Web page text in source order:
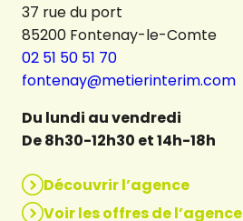
37 rue du port
85200 Fontenay-le-Comte
02 51 50 51 70
fontenay@metierinterim.com
Du lundi au vendredi
De 8h30-12h30 et 14h-18h
Découvrir l’agence
Voir les offres de l’agence